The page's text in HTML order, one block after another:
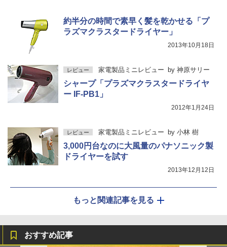
約半分の時間で素早く髪を乾かせる「プ
ラズマクラスタードライヤー」
2013年10月18日
レビュー 家電製品ミニレビュー by 神原サリー
シャープ「プラズマクラスタードライヤ
ー IF-PB1」
2012年1月24日
レビュー 家電製品ミニレビュー by 小林 樹
3,000円台なのに大風量のパナソニック製
ドライヤーを試す
2013年12月12日
もっと関連記事を見る
おすすめ記事